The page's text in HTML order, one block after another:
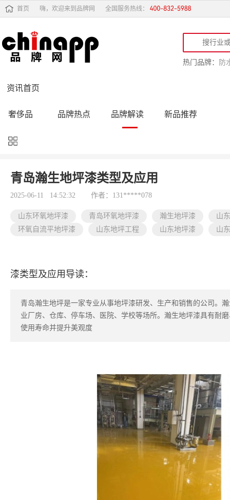
首页 嗨，欢迎来到品牌网 全国服务热线：
热门品牌： 防
资讯首页
奢侈品 品牌热点 品牌解读 新品推荐
品牌黑榜
品牌导购 专家点评 精彩点评
青岛瀚生地坪漆类型及应用
2025-06-11 14:52:32 作者：131*****078
山东环氧地坪漆 青岛环氧地坪漆 瀚生地坪漆
山
环氧自流平地坪漆
山东地坪工程 山东地坪漆 山
漆类型及应用导读：
青岛瀚生地坪是一家专业从事地坪漆研发、生产和销售的公司。
业厂房、仓库、停车场、医院、学校等场所。瀚生地坪漆具有耐
使用寿命并提升美观度